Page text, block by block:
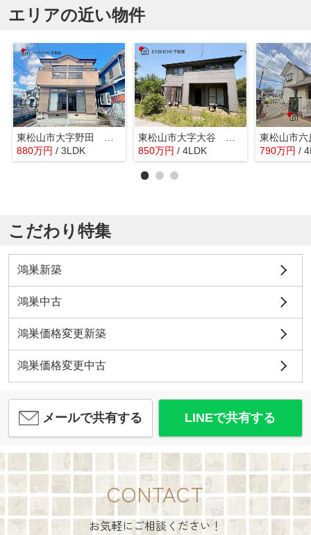
エリアの近い物件
880万円 / 3LDK
850万円 / 4LDK 790万円 /
こだわり特集
鴻巣新築
鴻巣中古
鴻巣価格変更新築
鴻巣価格変更中古
メールで共有する LINEで共有する
CONTACT
お気軽にご相談ください！